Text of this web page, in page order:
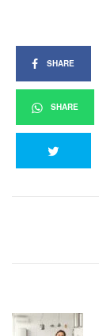
SHARE
SHARE